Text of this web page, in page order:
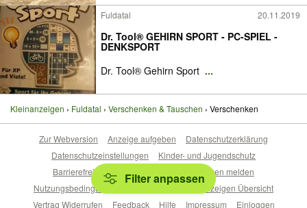
Fuldatal 20.11.2019
Dr. Tool® GEHIRN SPORT - PC-SPIEL -
DENKSPORT
Dr. Tool® Gehirn Sport ...
Kleinanzeigen Fuldatal Verschenken & Tauschen Verschenken
Filter anpassen
Zur Webversion Anzeige aufgeben
Datenschutzerklärung
Datenschutzeinstellungen
Kinder- und Jugendschutz
Barrierefreiheitserklärung
Sicherheitslücken melden
Nutzungsbedingungen
Beliebte Suchen
Anzeigen Übersicht
Vertrag Widerrufen
Feedback Hilfe Impressum Einloggen